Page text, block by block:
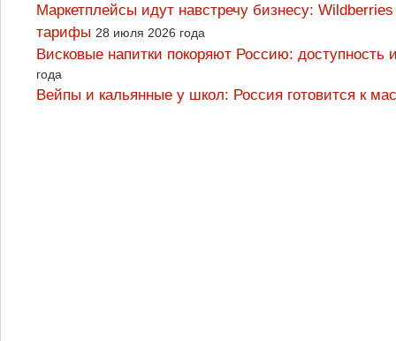
Маркетплейсы идут навстречу бизнесу:
тарифы 28 июля 2026 года
Висковые напитки покоряют Россию:
года
Вейпы и кальянные у школ: Россия готовится к